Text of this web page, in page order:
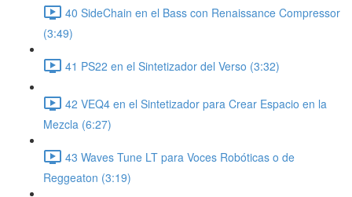
40 SideChain en el Bass con Renaissance Compressor
(3:49)
41 PS22 en el Sintetizador del Verso (3:32)
42 VEQ4 en el Sintetizador para Crear Espacio en la
Mezcla (6:27)
43 Waves Tune LT para Voces Robóticas o de
Reggeaton (3:19)